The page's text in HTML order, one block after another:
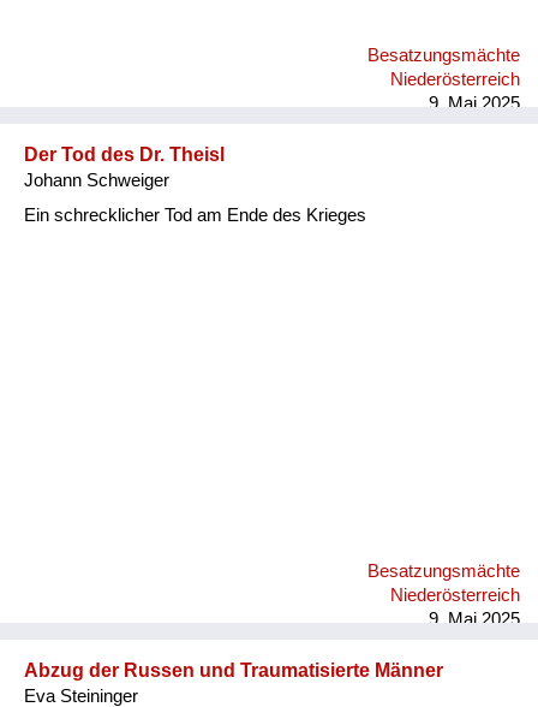
Besatzungsmächte
Niederösterreich
9. Mai 2025
Der Tod des Dr. Theisl
Johann Schweiger
Ein schrecklicher Tod am Ende des Krieges
Besatzungsmächte
Niederösterreich
9. Mai 2025
Abzug der Russen und Traumatisierte Männer
Eva Steininger